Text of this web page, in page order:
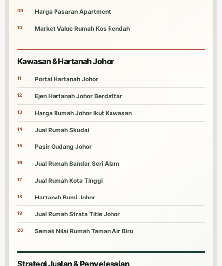
09 Harga Pasaran Apartment
10 Market Value Rumah Kos Rendah
Kawasan & Hartanah Johor
11 Portal Hartanah Johor
12 Ejen Hartanah Johor Berdaftar
13 Harga Rumah Johor Ikut Kawasan
14 Jual Rumah Skudai
15 Pasir Gudang Johor
16 Jual Rumah Bandar Seri Alam
17 Jual Rumah Kota Tinggi
18 Hartanah Bumi Johor
19 Jual Rumah Strata Title Johor
20 Semak Nilai Rumah Taman Air Biru
Strategi Jualan & Penyelesaian